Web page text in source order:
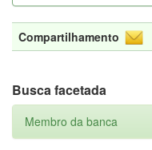
Compartilhamento
Busca facetada
Membro da banca